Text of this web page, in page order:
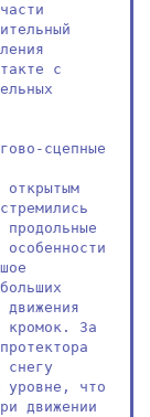
с
сцепные
открытым
продольные
кромок. За
снегу
уровне, что
движении